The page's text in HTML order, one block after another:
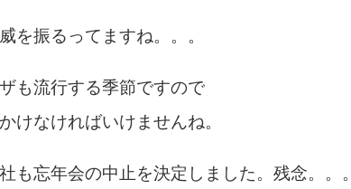
を振るってますね。。。
も流行する季節ですので
けなければいけませんね。
も忘年会の中止を決定しました。残念。。。